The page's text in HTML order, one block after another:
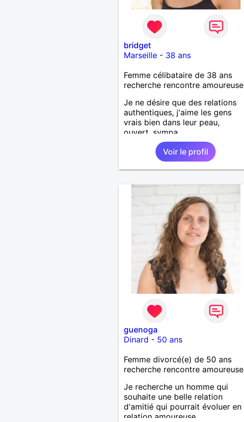
bridget
Marseille- 38 ans
Femme célibataire de 38 ans
recherche rencontre amoureuse
Je ne désire que des relations
authentiques, j'aime les gens
vrais bien dans leur peau,
ouvert, sympa...
Voir le profil
guenoga
Dinard - 50 ans
Femme divorcé(e) de 50 ans
recherche rencontre amoureuse
Je recherche un homme qui
souhaite une belle relation
d'amitié qui pourrait évoluer en
relation amoureuse